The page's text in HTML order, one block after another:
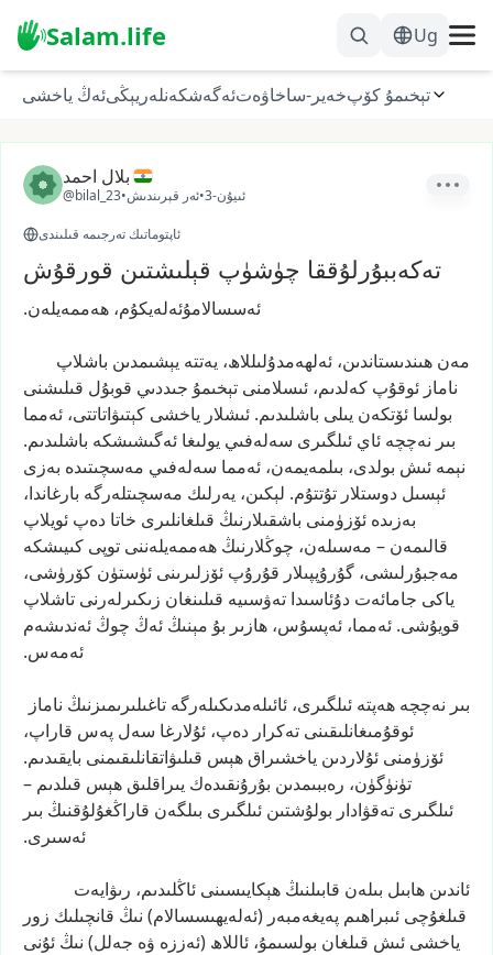
Salam.life Ug
ئەڭ ياخشىيېڭى ئەگەشكەنلەرخەير-ساخاۋەتتېخىمۇ كۆپ
بلال احمد
@bilal_23•ئەر قېرىندىش• 3-ئىيۇن
ئاپتوماتىك تەرجىمە قىلىندى
تەكەببۇرلۇققا چۈشۈپ قېلىشتىن قورقۇش
ئەسسالامۇئەلەيكۇم، ھەممەيلەن.
مەن ھىندىستاندىن، ئەلھەمدۇلىللاھ، يەتتە يېشىمدىن باشلاپ
ناماز ئوقۇپ كەلدىم، ئىسلامنى تېخىمۇ جىددىي قوبۇل قىلىشنى
بولسا ئۆتكەن يىلى باشلىدىم. ئىشلار ياخشى كېتىۋاتاتتى، ئەمما
بىر نەچچە ئاي ئىلگىرى سەلەفىي يولىغا ئەگىشىشكە باشلىدىم.
نېمە ئىش بولدى، بىلمەيمەن، ئەمما سەلەفىي مەسچىتىدە بەزى
ئېسىل دوستلار تۇتتۇم. لېكىن، يەرلىك مەسچىتلەرگە بارغاندا،
بەزىدە ئۆزۈمنى باشقىلارنىڭ قىلغانلىرى خاتا دەپ ئويلاپ
قالىمەن – مەسىلەن، چوڭلارنىڭ ھەممەيلەننى توپى كىيىشكە
مەجبۇرلىشى، گۇرۇپپىلار قۇرۇپ ئۆزلىرىنى ئۈستۈن كۆرۈشى،
ياكى جامائەت دۇئاسىدا تەۋسىيە قىلىنغان زىكىرلەرنى تاشلاپ
قويۇشى. ئەمما، ئەپسۇس، ھازىر بۇ مېنىڭ ئەڭ چوڭ ئەندىشەم
ئەمەس.
بىر نەچچە ھەپتە ئىلگىرى، ئائىلەمدىكىلەرگە تاغىلىرىمىزنىڭ ناماز
ئوقۇمىغانلىقىنى تەكرار دەپ، ئۇلارغا سەل پەس قاراپ،
ئۆزۈمنى ئۇلاردىن ياخشىراقھېس قىلىۋاتقانلىقىمنى بايقىدىم.
تۈنۈگۈن، رەببىمدىن بۇرۇنقىدەك يىراقلىق ھېس قىلدىم –
ئىلگىرى تەقۋادار بولۇشتىن ئىلگىرى بىلگەن قاراڭغۇلۇقنىڭ بىر
ئەسىرى.
ئاندىن ھابىل بىلەن قابىلنىڭ ھېكايىسىنى ئاڭلىدىم، رىۋايەت
قىلغۇچى ئىبراھىم پەيغەمبەر (ئەلەيھىسسالام) نىڭ قانچىلىك زور
ياخشى ئىش قىلغان بولسىمۇ، ئاللاھ (ئەززە ۋە جەلل) نىڭ ئۇنى